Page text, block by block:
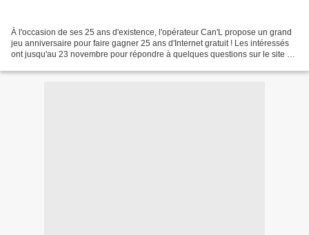
À l'occasion de ses 25 ans d'existence, l'opérateur Can'L propose un grand
jeu anniversaire pour faire gagner 25 ans d'Internet gratuit ! Les intéressés
ont jusqu'au 23 novembre pour répondre à quelques questions sur le site de